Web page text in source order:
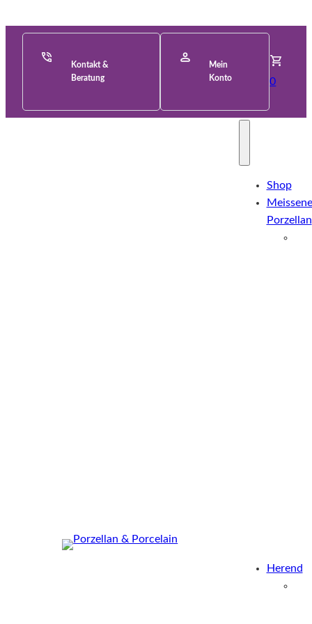
Kontakt &
Beratung
Mein
Konto
0
Shop
Porzellan
Herend